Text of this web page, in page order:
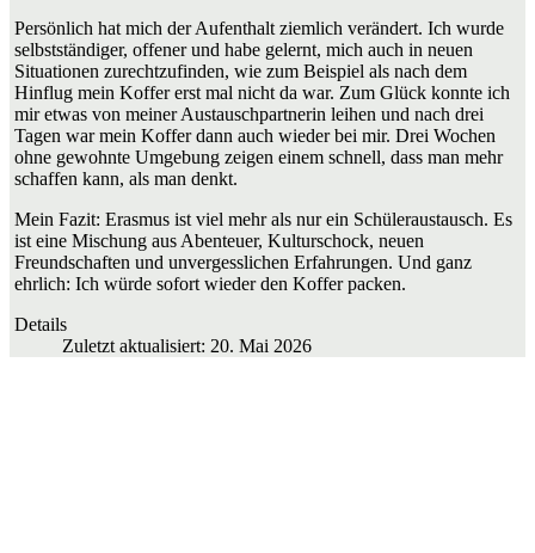
Persönlich hat mich der Aufenthalt ziemlich verändert. Ich wurde
selbstständiger, offener und habe gelernt, mich auch in neuen
Situationen zurechtzufinden, wie zum Beispiel als nach dem
Hinflug mein Koffer erst mal nicht da war. Zum Glück konnte ich
mir etwas von meiner Austauschpartnerin leihen und nach drei
Tagen war mein Koffer dann auch wieder bei mir. Drei Wochen
ohne gewohnte Umgebung zeigen einem schnell, dass man mehr
schaffen kann, als man denkt.
Mein Fazit: Erasmus ist viel mehr als nur ein Schüleraustausch. Es
ist eine Mischung aus Abenteuer, Kulturschock, neuen
Freundschaften und unvergesslichen Erfahrungen. Und ganz
ehrlich: Ich würde sofort wieder den Koffer packen.
Details
Zuletzt aktualisiert: 20. Mai 2026